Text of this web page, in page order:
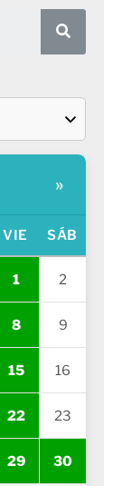
»
VIE SÁB
1 2
8 9
15 16
22 23
29 30